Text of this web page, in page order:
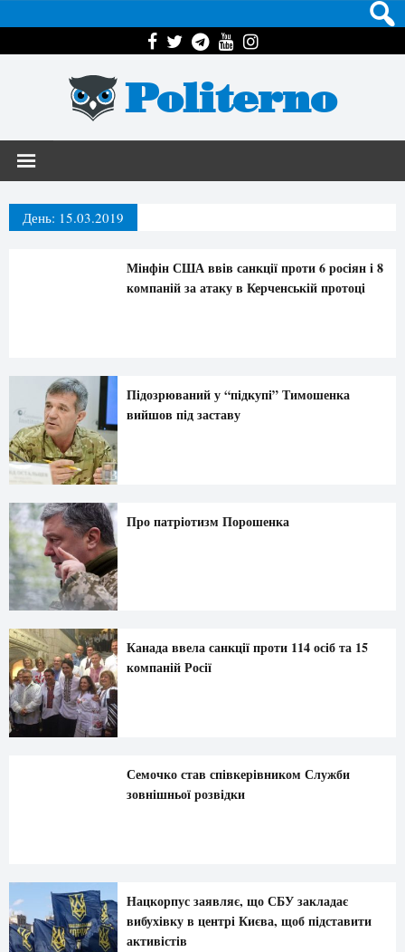
Politerno
День: 15.03.2019
Мінфін США ввів санкції проти 6 росіян і 8
компаній за атаку в Керченській протоці
Підозрюваний у “підкупі” Тимошенка
вийшов під заставу
Про патріотизм Порошенка
Канада ввела санкції проти 114 осіб та 15
компаній Росії
Семочко став співкерівником Служби
зовнішньої розвідки
Нацкорпус заявляє, що СБУ закладає
вибухівку в центрі Києва, щоб підставити
активістів